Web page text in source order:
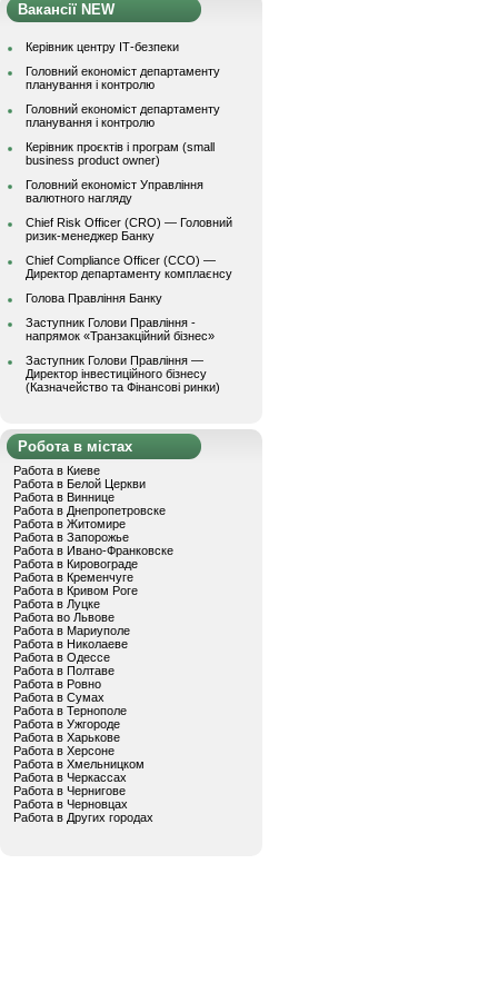
Вакансії NEW
Керівник центру ІТ-безпеки
Головний економіст департаменту
планування і контролю
Головний економіст департаменту
планування і контролю
Керівник проєктів і програм (small
business product owner)
Головний економіст Управління
валютного нагляду
Chief Risk Officer (CRO) — Головний
ризик-менеджер Банку
Chief Compliance Officer (CCO) —
Директор департаменту комплаєнсу
Голова Правління Банку
Заступник Голови Правління -
напрямок «Транзакційний бізнес»
Заступник Голови Правління —
Директор інвестиційного бізнесу
(Казначейство та Фінансові ринки)
Робота в містах
Работа в Киеве
Работа в Белой Церкви
Работа в Виннице
Работа в Днепропетровске
Работа в Житомире
Работа в Запорожье
Работа в Ивано-Франковске
Работа в Кировограде
Работа в Кременчуге
Работа в Кривом Роге
Работа в Луцке
Работа во Львове
Работа в Мариуполе
Работа в Николаеве
Работа в Одессе
Работа в Полтаве
Работа в Ровно
Работа в Сумах
Работа в Тернополе
Работа в Ужгороде
Работа в Харькове
Работа в Херсоне
Работа в Хмельницком
Работа в Черкассах
Работа в Чернигове
Работа в Черновцах
Работа в Других городах